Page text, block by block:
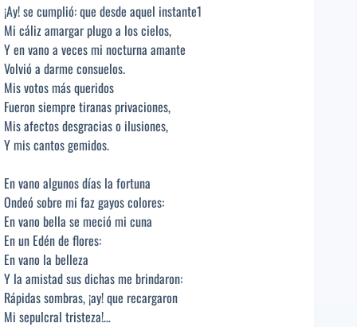
¡Ay! se cumplió: que desde aquel instante1
Mi cáliz amargar plugo a los cielos,
Y en vano a veces mi nocturna amante
Volvió a darme consuelos.
Mis votos más queridos
Fueron siempre tiranas privaciones,
Mis afectos desgracias o ilusiones,
Y mis cantos gemidos.
En vano algunos días la fortuna
Ondeó sobre mi faz gayos colores:
En vano bella se meció mi cuna
En un Edén de flores:
En vano la belleza
Y la amistad sus dichas me brindaron:
Rápidas sombras, ¡ay! que recargaron
Mi sepulcral tristeza!…